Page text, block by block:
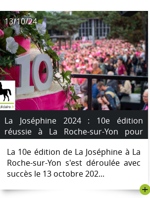
13/10/24
La Joséphine 2024 : 10e édition
réussie à La Roche-sur-Yon pour
soutenir la lutte contre le cancer;
[IMAGES]
La 10e édition de La Joséphine à La
Roche-sur-Yon s'est déroulée avec
succès le 13 octobre 202...
+